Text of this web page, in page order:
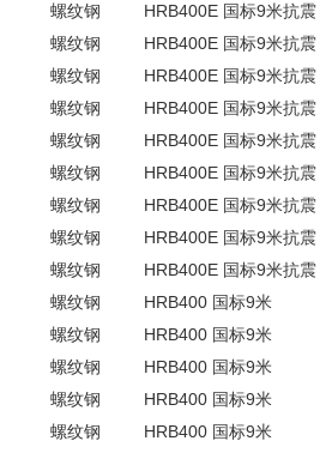
螺纹钢
HRB400E 国标9米抗震
螺纹钢
HRB400E 国标9米抗震
螺纹钢
HRB400E 国标9米抗震
螺纹钢
HRB400E 国标9米抗震
螺纹钢
HRB400E 国标9米抗震
螺纹钢
HRB400E 国标9米抗震
螺纹钢
HRB400E 国标9米抗震
螺纹钢
HRB400E 国标9米抗震
螺纹钢
HRB400E 国标9米抗震
螺纹钢
HRB400 国标9米
螺纹钢
HRB400 国标9米
螺纹钢
HRB400 国标9米
螺纹钢
HRB400 国标9米
螺纹钢
HRB400 国标9米